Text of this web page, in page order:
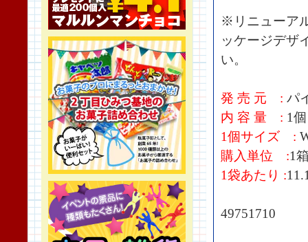
※リニューア
ッケージデザ
い。
発 売 元 : パ
内 容 量 : 1個
1個サイズ :
購入単位 :1
1袋あたり :
49751710